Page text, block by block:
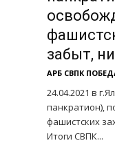
забыт,
АРБ СВПК
24.04.2021 в
панкратион),
фашистских
Итоги СВПК...